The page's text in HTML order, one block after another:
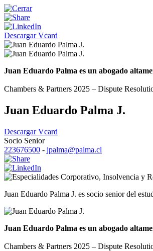
Descargar Vcard
Juan Eduardo Palma es un abogado
Chambers & Partners 2025 – Dispute
Juan Eduardo Palma J.
Descargar Vcard
Socio Senior
223676500 - jpalma@palma.cl
Corporativo, Insolvencia y
Juan Eduardo Palma J. es socio senior del
Juan Eduardo Palma es un abogado
Chambers & Partners 2025 – Dispute